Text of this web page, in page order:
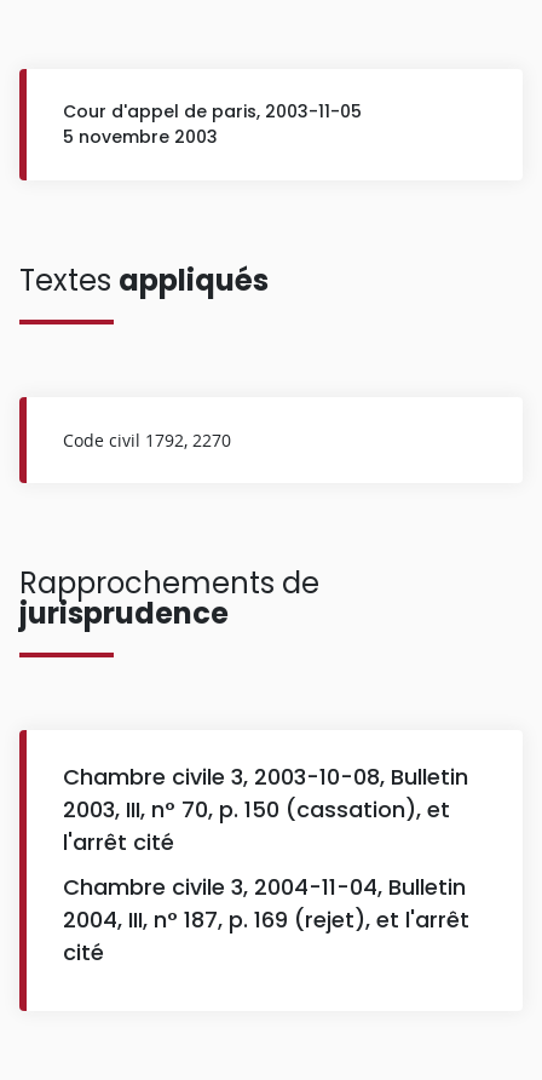
Cour d'appel de paris, 2003-11-05
5 novembre 2003
Textes appliqués
Code civil 1792, 2270
Rapprochements de
jurisprudence
Chambre civile 3, 2003-10-08, Bulletin
2003, III, n° 70, p. 150 (cassation), et
l'arrêt cité
Chambre civile 3, 2004-11-04, Bulletin
2004, III, n° 187, p. 169 (rejet), et l'arrêt
cité